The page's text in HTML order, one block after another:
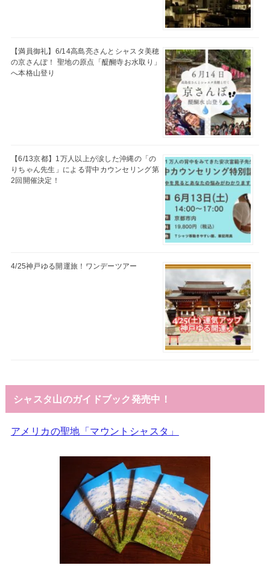
【満員御礼】6/14高島亮さんとシャスタ美穂
の京さんぽ！ 聖地の原点「醍醐寺お水取り」
へ本格山登り
【6/13京都】1万人以上が涙した沖縄の「の
りちゃん先生」による背中カウンセリング第
2回開催決定！
4/25神戸ゆる開運旅！ワンデーツアー
シャスタ山のガイドブック発売中！
アメリカの聖地「マウントシャスタ」